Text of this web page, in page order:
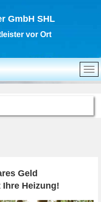
GmbH SHL
vor Ort
Geld
Heizung!